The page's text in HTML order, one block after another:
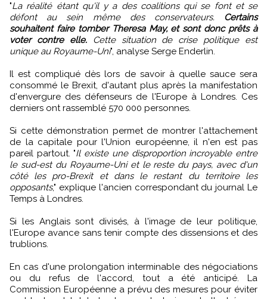
"La réalité étant qu'il y a des coalitions qui se font et se
défont au sein même des conservateurs. Certains
souhaitent faire tomber Theresa May, et sont donc prêts à
voter contre elle. Cette situation de crise politique est
unique au Royaume-Uni", analyse Serge Enderlin.
Il est compliqué dès lors de savoir à quelle sauce sera
consommé le Brexit, d'autant plus après la manifestation
d'envergure des défenseurs de l'Europe à Londres. Ces
derniers ont rassemblé 570 000 personnes.
Si cette démonstration permet de montrer l'attachement
de la capitale pour l'Union européenne, il n'en est pas
pareil partout. "Il existe une disproportion incroyable entre
le sud-est du Royaume-Uni et le reste du pays, avec d'un
côté les pro-Brexit et dans le restant du territoire les
opposants," explique l'ancien correspondant du journal Le
Temps à Londres.
Si les Anglais sont divisés, à l'image de leur politique,
l'Europe avance sans tenir compte des dissensions et des
trublions.
En cas d'une prolongation interminable des négociations
ou du refus de l'accord, tout a été anticipé. La
Commission Européenne a prévu des mesures pour éviter